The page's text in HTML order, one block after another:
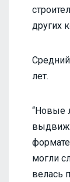
других
лет.
“Новые
могли
велась